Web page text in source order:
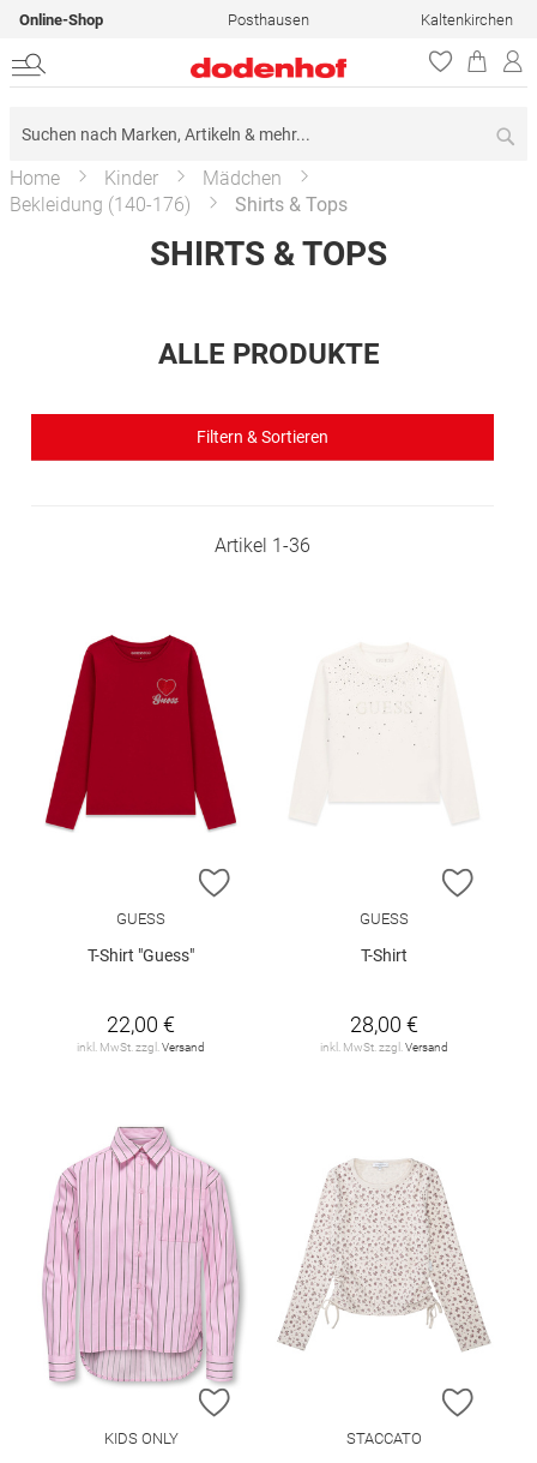
Online-Shop Posthausen Kaltenkirchen
Home Kinder
Mädchen
Bekleidung (140-176)
Shirts & Tops
SHIRTS & TOPS
ALLE PRODUKTE
Filtern & Sortieren
Artikel 1-36
ZUR WUNSCHLISTE HINZUFÜGEN
GUESS
T-Shirt "Guess"
22,00 €
inkl. MwSt. zzgl. Versand
ZUR
GUESS
T-Shirt
28,00 €
inkl. MwSt. zzgl. Versand
ZUR WUNSCHLISTE HINZUFÜGEN
KIDS ONLY
ZUR
STACCATO